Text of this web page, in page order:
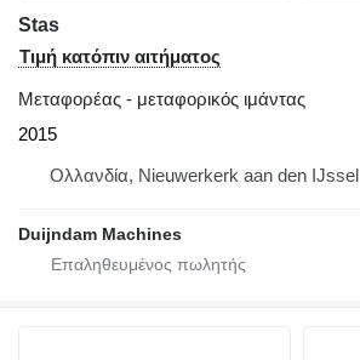
Stas
Τιμή κατόπιν αιτήματος
Μεταφορέας - μεταφορικός ιμάντας
2015
Ολλανδία, Nieuwerkerk aan den IJssel
Duijndam Machines